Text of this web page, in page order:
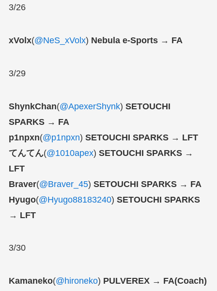
3/26
xVolx(@NeS_xVolx) Nebula e-Sports → FA
3/29
ShynkChan(@ApexerShynk) SETOUCHI
SPARKS → FA
p1npxn(@p1npxn) SETOUCHI SPARKS → LFT
てんてん(@1010apex) SETOUCHI SPARKS →
LFT
Braver(@Braver_45) SETOUCHI SPARKS → FA
Hyugo(@Hyugo88183240) SETOUCHI SPARKS
→ LFT
3/30
Kamaneko(@hironeko) PULVEREX → FA(Coach)